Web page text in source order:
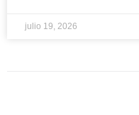
julio 19, 2026